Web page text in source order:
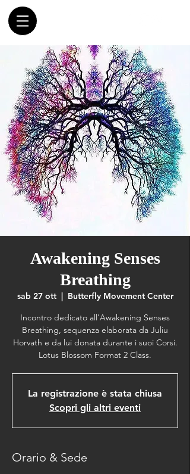
Awakening Senses
Breathing
sab 27 ott
  |
Butterfly Movement Center
Incontro dedicato all'Awakening Senses
Breathing, sequenza elaborata da Juliu
Horvath e da lui donata durante i suoi Corsi.
Lotus Blossom Format 2 Class.
La registrazione è stata chiusa
Scopri gli altri eventi
Orario & Sede